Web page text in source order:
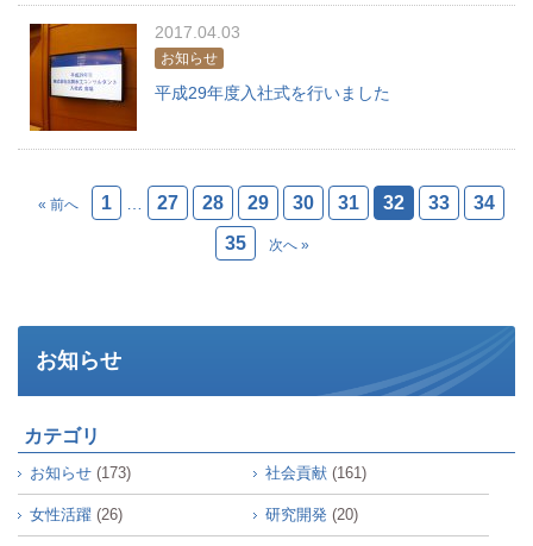
2017.04.03
お知らせ
平成29年度入社式を行いました
« 前へ 1 27 28 29 30 31 32 33
34
35
次へ »
お知らせ
カテゴリ
お知らせ (173) 社会貢献 (161)
女性活躍 (26) 研究開発 (20)